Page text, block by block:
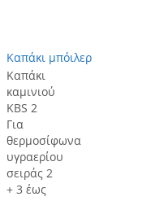
Kαπάκι μπόιλερ
Καπάκι
καμινιού
KBS 2
Για
θερμοσίφωνα
υγραερίου
σειράς 2
+ 3 έως